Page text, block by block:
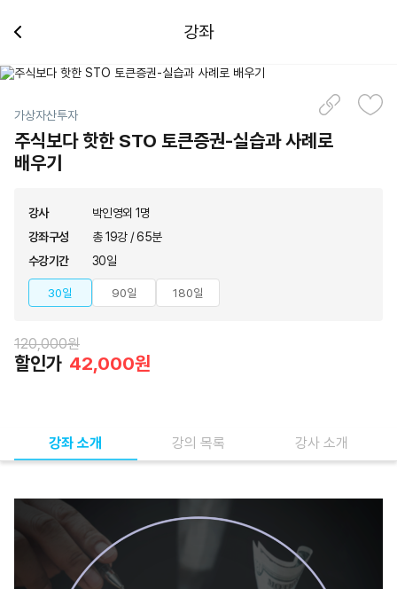
강좌
가상자산투자
주식보다 핫한 STO 토큰증권-실습과 사례로
배우기
강사
박인영외 1명
강좌구성
총 19강 / 65분
수강기간
30일
30일 90일 180일
120,000원
할인가 42,000원
강좌 소개 강의 목록 강사 소개